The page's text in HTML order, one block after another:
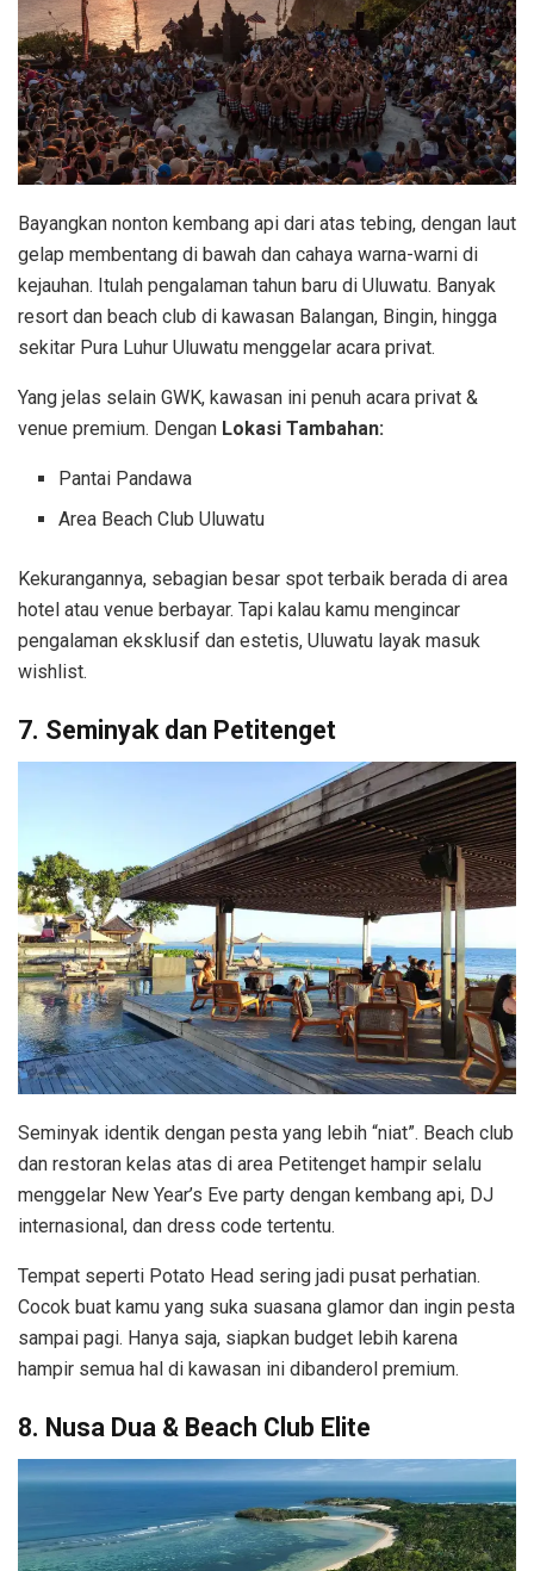
Bayangkan nonton kembang api dari atas tebing, dengan laut
gelap membentang di bawah dan cahaya warna-warni di
kejauhan. Itulah pengalaman tahun baru di Uluwatu. Banyak
resort dan beach club di kawasan Balangan, Bingin, hingga
sekitar Pura Luhur Uluwatu menggelar acara privat.
Yang jelas selain GWK, kawasan ini penuh acara privat &
venue premium. Dengan Lokasi Tambahan:
Pantai Pandawa
Area Beach Club Uluwatu
Kekurangannya, sebagian besar spot terbaik berada di area
hotel atau venue berbayar. Tapi kalau kamu mengincar
pengalaman eksklusif dan estetis, Uluwatu layak masuk
wishlist.
7. Seminyak dan Petitenget
Seminyak identik dengan pesta yang lebih “niat”. Beach club
dan restoran kelas atas di area Petitenget hampir selalu
menggelar New Year’s Eve party dengan kembang api, DJ
internasional, dan dress code tertentu.
Tempat seperti Potato Head sering jadi pusat perhatian.
Cocok buat kamu yang suka suasana glamor dan ingin pesta
sampai pagi. Hanya saja, siapkan budget lebih karena
hampir semua hal di kawasan ini dibanderol premium.
8. Nusa Dua & Beach Club Elite